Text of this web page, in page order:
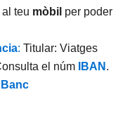
teu mòbil per poder
: Titular: Viatges
el núm
IBAN .